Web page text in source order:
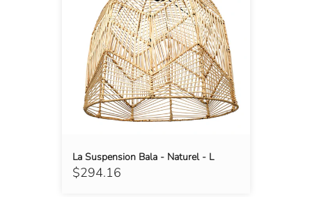
$294.16
La Suspension Bala - Naturel - L